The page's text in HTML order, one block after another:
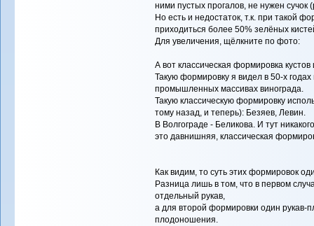
ними пустых прогалов, не нужен сучок
Но есть и недостаток, т.к. при такой
приходиться более 50% зелёных
Для увеличения, щёлкните по фото:
А вот классическая формировка
Такую формировку я видел в 50-х
промышленных массивах винограда.
Такую классическую формировку
тому назад, и теперь): Безяев, Левин.
В Волгограде - Беликова. И тут
это давнишняя, классическая
Как видим, то суть этих формировок
Разница лишь в том, что в первом
отдельный рукав,
а для второй формировки один рукав-
плодоношения.